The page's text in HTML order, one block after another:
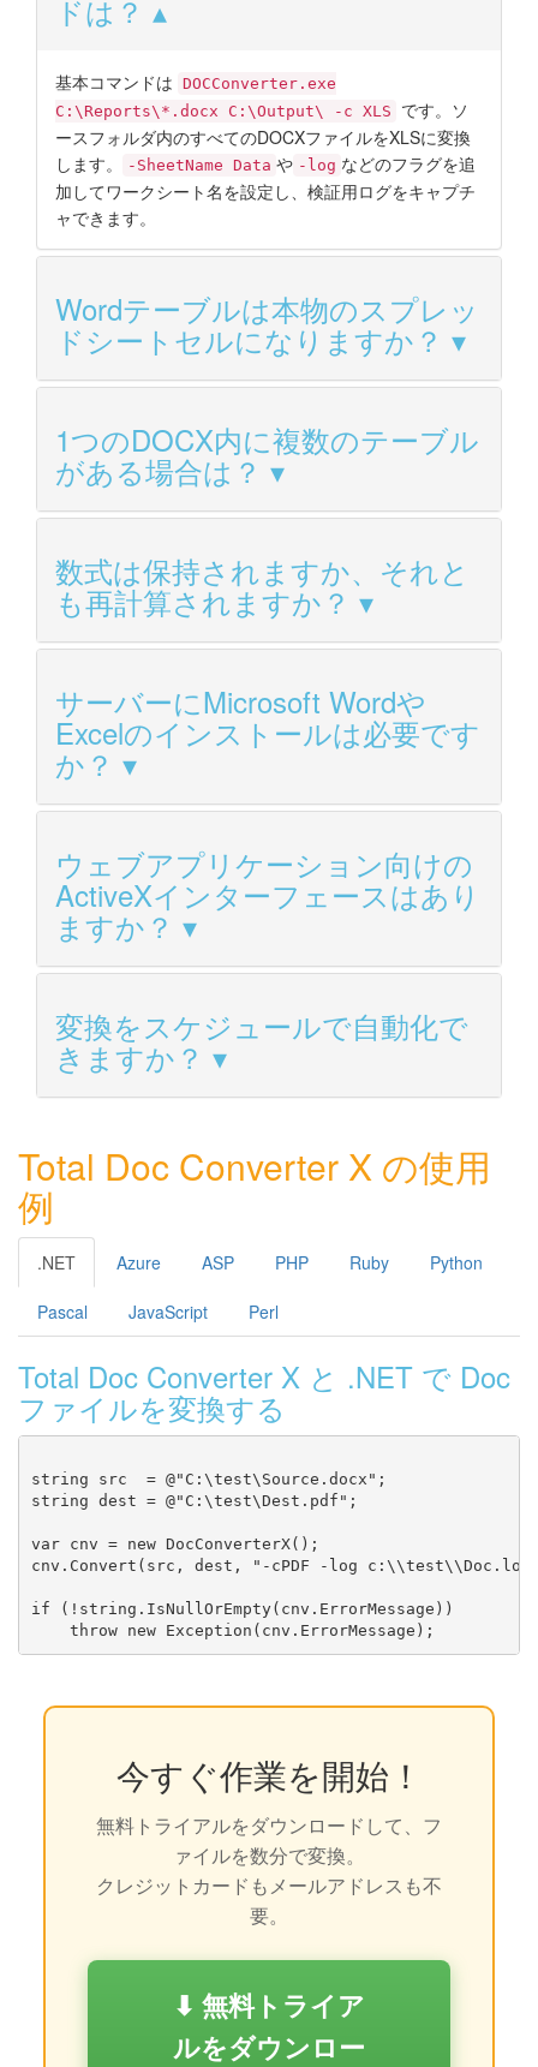
ドは？
基本コマンドは DOCConverter.exe
C:\Reports\*.docx C:\Output\ -c XLS
です。ソ
ースフォルダ内のすべてのDOCXファイルをXLSに変換
します。
-SheetName Data や -log などのフラグを追
加してワークシート名を設定し、検証用ログをキャプチ
ャできます。
Wordテーブルは本物のスプレッ
ドシートセルになりますか？
1つのDOCX内に複数のテーブル
がある場合は？
数式は保持されますか、それと
も再計算されますか？
サーバーにMicrosoft Wordや
Excelのインストールは必要です
か？
ウェブアプリケーション向けの
ActiveXインターフェースはあり
ますか？
変換をスケジュールで自動化で
きますか？
Total Doc Converter X の使用
例
.NET Azure ASP PHP Ruby Python
Pascal JavaScript Perl
Total Doc Converter X と .NET で Doc
ファイルを変換する
string src  = @"C:\test\Source.docx";
string dest = @"C:\test\Dest.pdf";
var cnv = new DocConverterX();
cnv.Convert(src, dest, "-cPDF -log
if (!string.IsNullOrEmpty(cnv.ErrorMessage))
今すぐ作業を開始！
無料トライアルをダウンロードして、フ
ァイルを数分で変換。
クレジットカードもメールアドレスも不
要。
⬇ 無料トライア
ルをダウンロー